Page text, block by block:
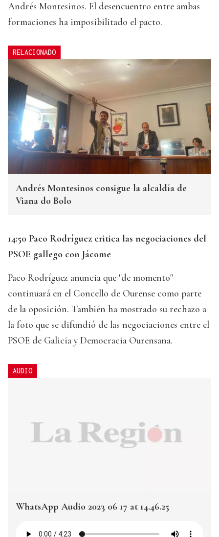
Andrés Montesinos. El desencuentro entre ambas
formaciones ha imposibilitado el pacto.
RELACIONADO
Andrés Montesinos consigue la alcaldía de
Viana do Bolo
14:50 Paco Rodríguez critica las negociaciones del
PSOE gallego con Jácome
Paco Rodríguez anuncia que "de momento"
continuará en el Concello de Ourense como parte
de la oposición. También ha mostrado su rechazo a
la foto que se difundió de las negociaciones entre el
PSOE de Galicia y Democracia Ourensana.
AUDIO
WhatsApp Audio 2023 06 17 at 14.46.25